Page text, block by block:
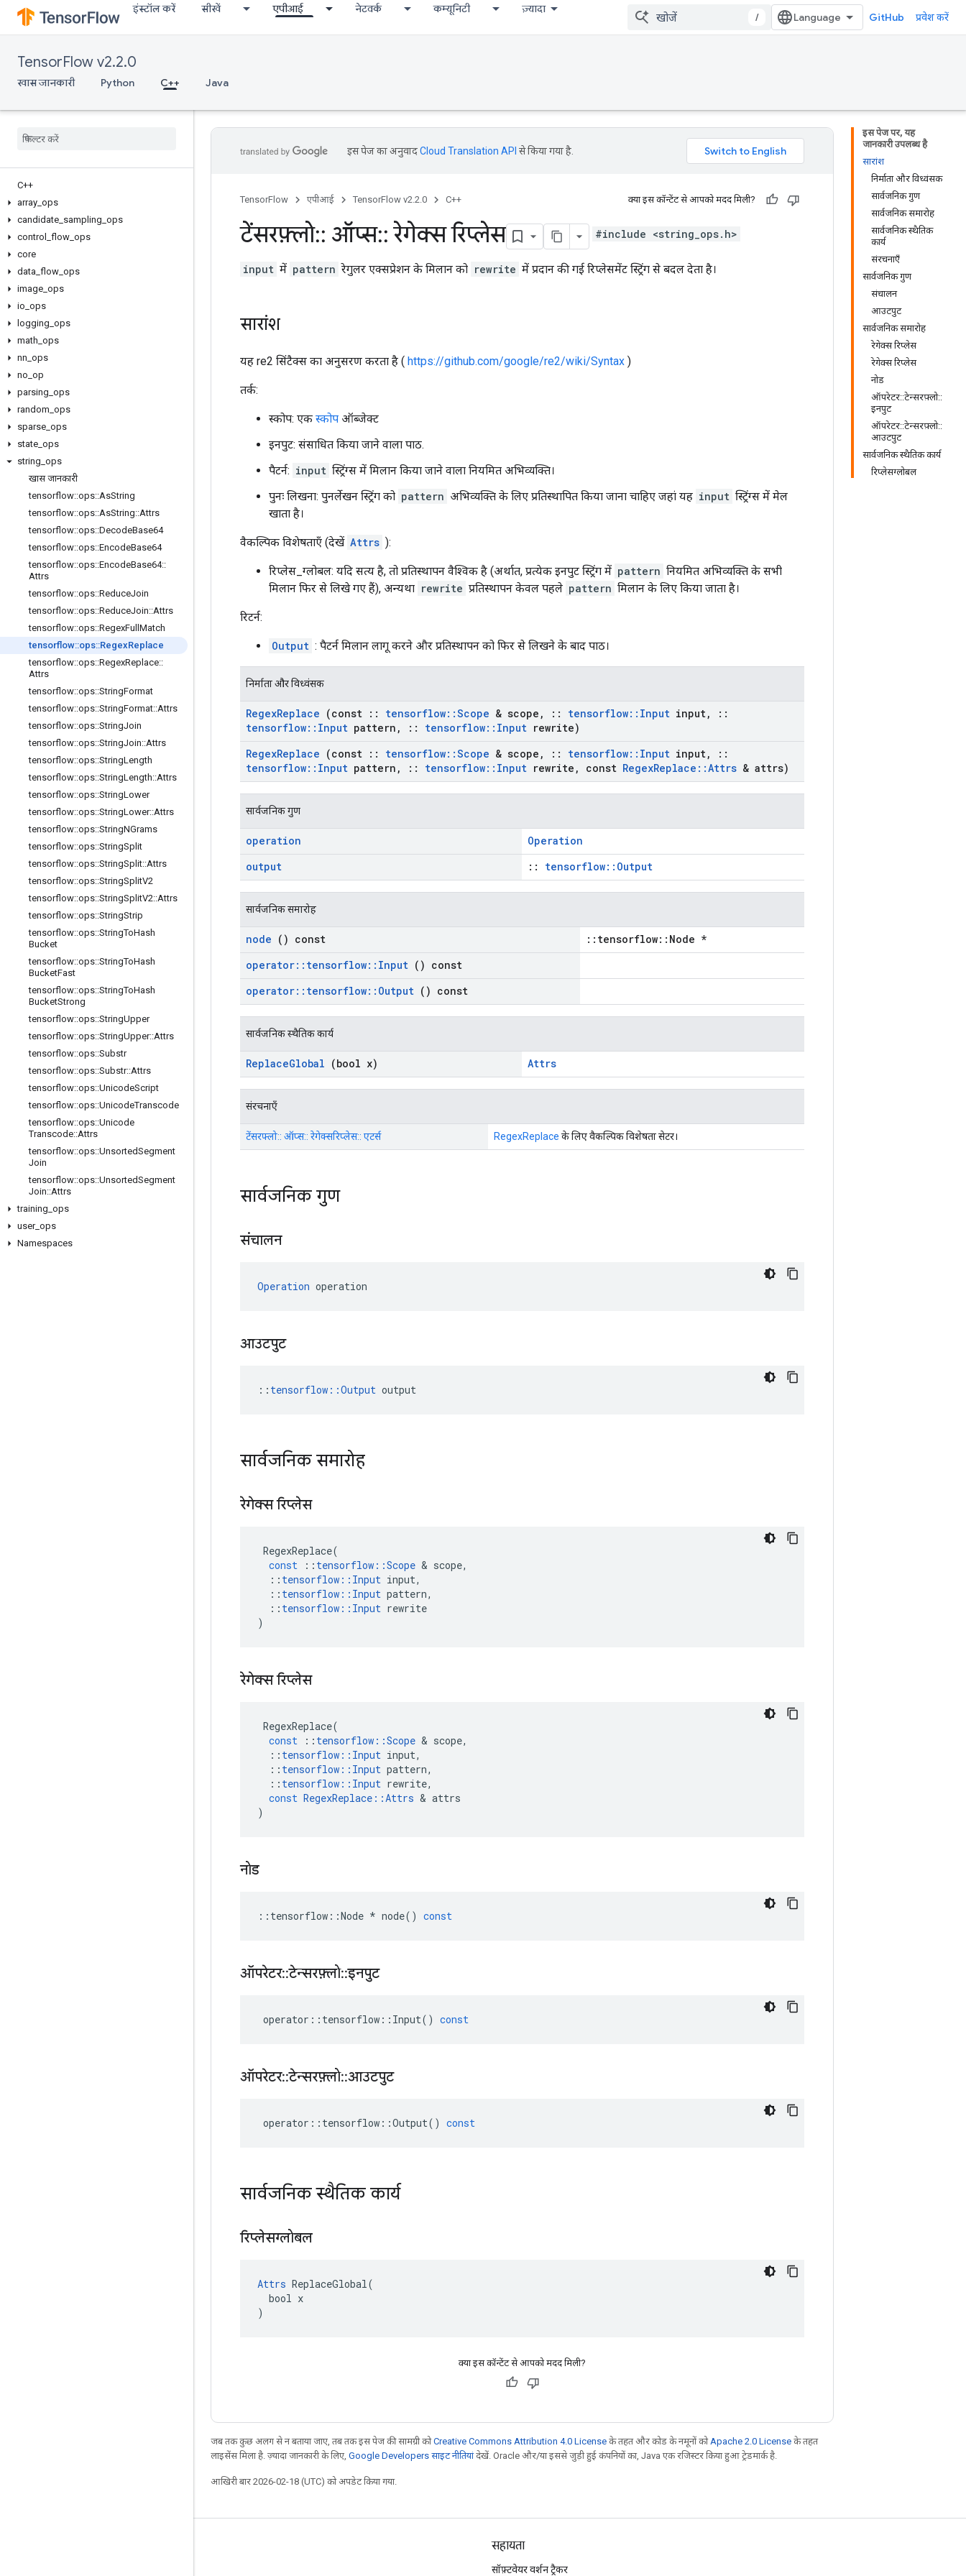
इंस्टॉल करें सीखें एपीआई नेटवर्क कम्यूनिटी ज़्यादा
/ GitHub प्रवेश करें
TensorFlow v2.2.0
खास जानकारी Python C++ Java
C++
array ops
candidate sampling ops
control
flow ops
core
data flow ops
image ops
io ops
logging ops
math ops
nn ops
no op
parsing ops
random ops
sparse ops
state ops
string ops
खास जानकारी
tensorflow::ops::AsString
tensorflow::ops::AsString::Attrs
tensorflow::ops::DecodeBase64
tensorflow::ops::EncodeBase64
tensorflow::ops::EncodeBase64::
Attrs
tensorflow::ops::ReduceJoin
tensorflow::ops::ReduceJoin::Attrs
tensorflow::ops::RegexFull Match
tensorflow::ops::RegexReplace
tensorflow::ops::RegexReplace::
Attrs
tensorflow::ops::StringFormat
tensorflow::ops::StringFormat::Attrs
tensorflow::ops::StringJoin
tensorflow::ops::StringJoin::Attrs
tensorflow::ops::StringLength
tensorflow::ops::StringLength::Attrs
tensorflow::ops::StringLower
tensorflow::ops::StringLower::Attrs
tensorflow::ops::StringNGrams
tensorflow::ops::StringSplit
tensorflow::ops::StringSplit::Attrs
tensorflow::ops::StringSplitV2
tensorflow::ops::StringSplitV2::Attrs
tensorflow::ops::StringStrip
tensorflow::ops::StringToHash
Bucket
tensorflow::ops::StringToHash
BucketFast
tensorflow::ops::StringToHash
BucketStrong
tensorflow::ops::StringUpper
tensorflow::ops::StringUpper::Attrs
tensorflow::ops::Substr
tensorflow::ops::Substr::Attrs
tensorflow::ops::UnicodeScript
tensorflow::ops::UnicodeTranscode
tensorflow::ops::Unicode
Transcode::Attrs
tensorflow::ops::UnsortedSegment
Join
tensorflow::ops::UnsortedSegment
Join::Attrs
training ops
user_ ops
Namespaces
इस पेज पर, यह
जानकारी उपलब्ध है
सारांश
निर्माता और विध्वंसक
सार्वजनिक गुण
सार्वजनिक समारोह
सार्वजनिक स्थैतिक
कार्य
संरचनाएँ
सार्वजनिक गुण
संचालन
आउटपुट
सार्वजनिक समारोह
रेगेक्स रिप्लेस
रेगेक्स रिप्लेस
नोड
ऑपरेटर::टेन्सरफ़्लो::
इनपुट
ऑपरेटर::टेन्सरफ़्लो::
आउटपुट
सार्वजनिक स्थैतिक कार्य
रिप्लेसग्लोबल
इस पेज का अनुवादCloud Translation API से किया गया है.
TensorFlow एपीआई TensorFlow v2.2.0 C++ क्या इस कॉन्टेंट से आपको मदद मिली?
टेंसरफ़्लो:: ऑप्स:: रेगेक्स रिप्लेस #include <string_ops.h>
input में pattern रेगुलर एक्सप्रेशन के मिलान को rewrite में प्रदान की गई रिप्लेसमेंट स्ट्रिंग से बदल देता है।
सारांश
यह re2 सिंटैक्स का अनुसरण करता है ( https://github.com/google/re2/wiki/Syntax )
तर्क:
स्कोप: एक स्कोप ऑब्जेक्ट
इनपुट: संसाधित किया जाने वाला पाठ.
पैटर्न: input स्ट्रिंग्स में मिलान किया जाने वाला नियमित अभिव्यक्ति।
पुनः लिखना: पुनर्लेखन स्ट्रिंग को pattern अभिव्यक्ति के लिए प्रतिस्थापित किया जाना चाहिए जहां यह input स्ट्रिंग्स में मेल
खाता है।
वैकल्पिक विशेषताएँ (देखें Attrs ):
रिप्लेस_ग्लोबल: यदि सत्य है, तो प्रतिस्थापन वैश्विक है (अर्थात, प्रत्येक इनपुट स्ट्रिंग में pattern नियमित अभिव्यक्ति के सभी
मिलान फिर से लिखे गए हैं), अन्यथा rewrite प्रतिस्थापन केवल पहले pattern मिलान के लिए किया जाता है।
रिटर्न:
Output : पैटर्न मिलान लागू करने और प्रतिस्थापन को फिर से लिखने के बाद पाठ।
निर्माता और विध्वंसक
RegexReplace (const :: tensorflow::Scope & scope , :: tensorflow:: Input input,
::
tensorflow:: Input pattern , :: tensorflow:: Input rewrite)
RegexReplace (const :: tensorflow::Scope & scope , :: tensorflow:: Input input,
::
tensorflow:: Input pattern , :: tensorflow:: Input rewrite , const RegexReplace ::Attrs & attrs)
सार्वजनिक गुण
operation
Operation
output
:: tensorflow::Output
सार्वजनिक समारोह
node () const
::tensorflow::Node *
operator:: tensorflow:: Input () const
operator:: tensorflow:: Output () const
सार्वजनिक स्थैतिक कार्य
ReplaceGlobal (bool x) Attrs
संरचनाएँ
टेंसरफ्लो:: ऑप्स:: रेगेक्सरिप्लेस:: एटर्स RegexReplace के लिए वैकल्पिक विशेषता सेटर।
सार्वजनिक गुण
संचालन
Operation operation
आउटपुट
:: tensorflow::Output output
सार्वजनिक समारोह
रेगेक्स रिप्लेस
RegexReplace(
const
:: tensorflow ::Scope & scope,
:: tensorflow :: Input input,
:: tensorflow :: Input pattern,
:: tensorflow :: Input rewrite
)
रेगेक्स रिप्लेस
RegexReplace(
const
:: tensorflow ::Scope & scope,
:: tensorflow :: Input input,
:: tensorflow :: Input pattern,
:: tensorflow :: Input rewrite,
const RegexReplace ::Attrs & attrs
)
नोड
:: tensorflow ::Node * node() const
ऑपरेटर::टेन्सरफ़्लो::इनपुट
operator :: tensorflow :: Input() const
ऑपरेटर::टेन्सरफ़्लो::आउटपुट
operator :: tensorflow ::Output() const
सार्वजनिक स्थैतिक कार्य
रिप्लेसग्लोबल
Attrs ReplaceGlobal(
  bool x
)
क्या इस कॉन्टेंट से आपको मदद मिली?
जब तक कुछ अलग से न बताया जाए, तब तक इस पेज की सामग्री कोCreative Commons Attribution 4.0 License के तहत और कोड के नमूनों को Apache 2.0 License के तहत
लाइसेंस मिला है. ज़्यादा जानकारी के लिए, Google Developers साइट नीतियांदेखें. Oracle और/या इससे जुड़ी हुई कंपनियों का, Java एक रजिस्टर किया हुआ ट्रेडमार्क है.
आखिरी बार 2026-02-18 (UTC) को अपडेट किया गया.
सहायता
सॉफ़्टवेयर वर्शन ट्रैकर